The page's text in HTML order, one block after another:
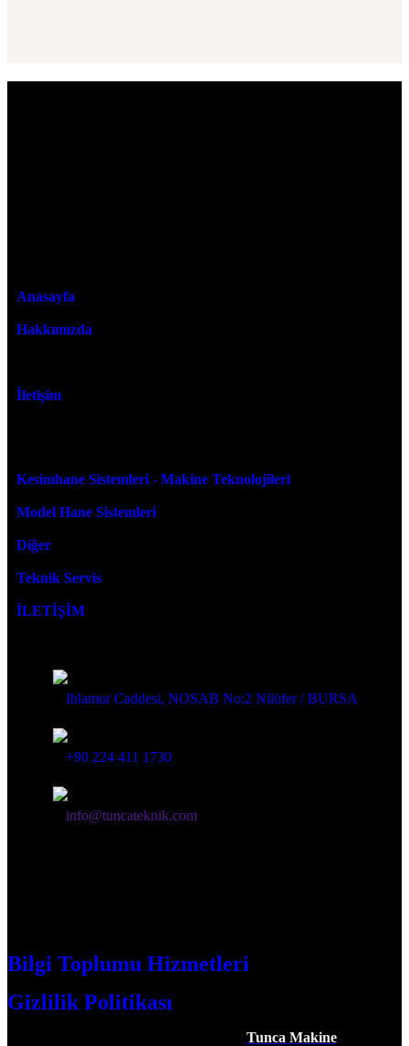
Anasayfa
Hakkımızda
İletişim
Kesimhane Sistemleri - Makine Teknolojileri
Model Hane Sistemleri
Diğer
Teknik Servis
İLETİŞİM
Ihlamur Caddesi, NOSAB No:2 Nilüfer / BURSA
+90 224 411 1730
info@tuncateknik.com
Bilgi Toplumu Hizmetleri
Gizlilik Politikası
Tunca Makine|